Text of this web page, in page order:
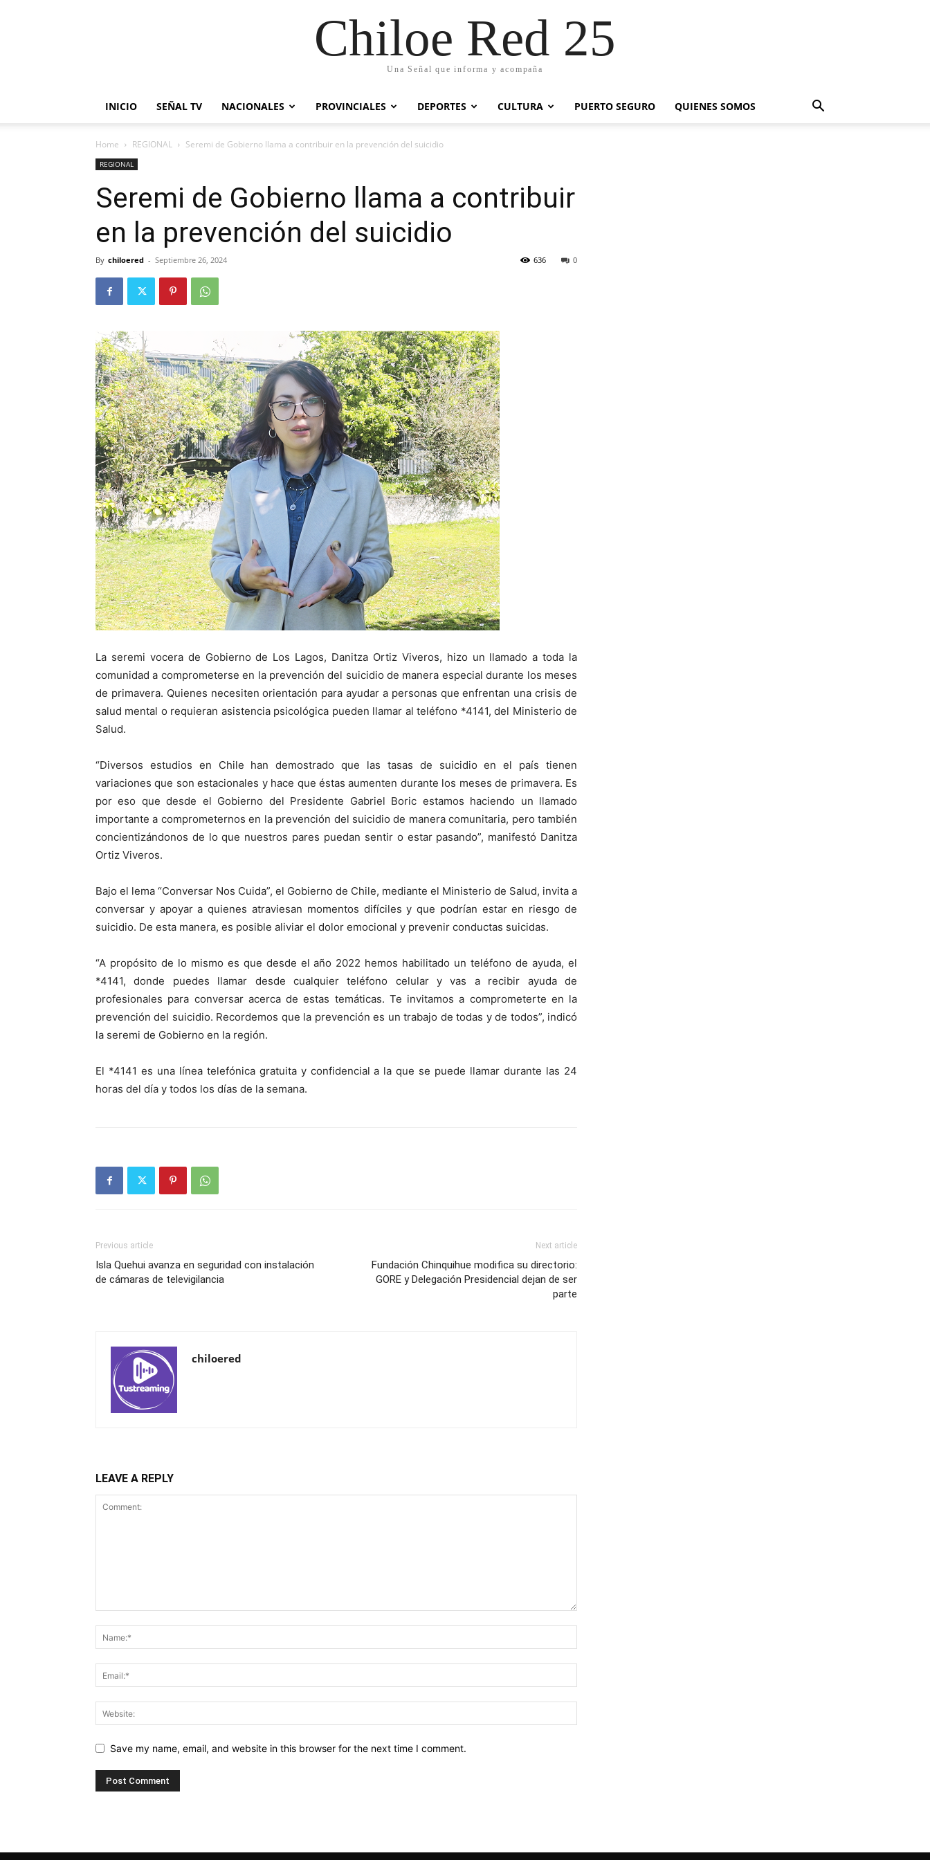
Chiloe Red 25
Una Señal que informa y acompaña
INICIO SEÑAL TV NACIONALES PROVINCIALES DEPORTES CULTURA PUERTO SEGURO QUIENES SOMOS
Home REGIONAL Seremi de Gobierno llama a contribuir en la prevención del suicidio
REGIONAL
Seremi de Gobierno llama a contribuir
en la prevención del suicidio
By chiloered - Septiembre 26, 2024 0
636
La seremi vocera de Gobierno de Los Lagos, Danitza Ortiz Viveros, hizo un llamado a toda la
comunidad a comprometerse en la prevención del suicidio de manera especial durante los meses
de primavera. Quienes necesiten orientación para ayudar a personas que enfrentan una crisis de
salud mental o requieran asistencia psicológica pueden llamar al teléfono *4141, del Ministerio de
Salud.
“Diversos estudios en Chile han demostrado que las tasas de suicidio en el país tienen
variaciones que son estacionales y hace que éstas aumenten durante los meses de primavera. Es
por eso que desde el Gobierno del Presidente Gabriel Boric estamos haciendo un llamado
importante a comprometernos en la prevención del suicidio de manera comunitaria, pero también
concientizándonos de lo que nuestros pares puedan sentir o estar pasando”, manifestó Danitza
Ortiz Viveros.
Bajo el lema “Conversar Nos Cuida”, el Gobierno de Chile, mediante el Ministerio de Salud, invita a
conversar y apoyar a quienes atraviesan momentos difíciles y que podrían estar en riesgo de
suicidio. De esta manera, es posible aliviar el dolor emocional y prevenir conductas suicidas.
“A propósito de lo mismo es que desde el año 2022 hemos habilitado un teléfono de ayuda, el
*4141, donde puedes llamar desde cualquier teléfono celular y vas a recibir ayuda de
profesionales para conversar acerca de estas temáticas. Te invitamos a comprometerte en la
prevención del suicidio. Recordemos que la prevención es un trabajo de todas y de todos”, indicó
la seremi de Gobierno en la región.
El *4141 es una línea telefónica gratuita y confidencial a la que se puede llamar durante las 24
horas del día y todos los días de la semana.
Previous article
Isla Quehui avanza en seguridad con instalación
de cámaras de televigilancia
Next article
Fundación Chinquihue modifica su directorio:
GORE y Delegación Presidencial dejan de ser
parte
chiloered
LEAVE A REPLY
Save my name, email, and website in this browser for the next time I comment.